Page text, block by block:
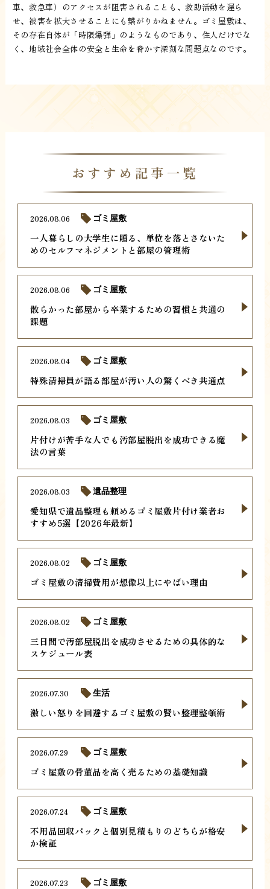
車、救急車）のアクセスが阻害されることも、救助活動を遅ら
せ、被害を拡大させることにも繋がりかねません。ゴミ屋敷は、
その存在自体が「時限爆弾」のようなものであり、住人だけでな
く、地域社会全体の安全と生命を脅かす深刻な問題点なのです。
おすすめ記事一覧
一人暮らしの大学生に贈る、単位を落とさないた
めのセルフマネジメントと部屋の管理術
2026.08.06 ゴミ屋敷
散らかった部屋から卒業するための習慣と共通の
課題
2026.08.06 ゴミ屋敷
特殊清掃員が語る部屋が汚い人の驚くべき共通点
2026.08.04 ゴミ屋敷
片付けが苦手な人でも汚部屋脱出を成功できる魔
法の言葉
2026.08.03 ゴミ屋敷
愛知県で遺品整理も頼めるゴミ屋敷片付け業者お
すすめ5選【2026年最新】
2026.08.03 遺品整理
ゴミ屋敷の清掃費用が想像以上にやばい理由
2026.08.02 ゴミ屋敷
三日間で汚部屋脱出を成功させるための具体的な
スケジュール表
2026.08.02 ゴミ屋敷
激しい怒りを回避するゴミ屋敷の賢い整理整頓術
2026.07.30 生活
ゴミ屋敷の骨董品を高く売るための基礎知識
2026.07.29 ゴミ屋敷
不用品回収パックと個別見積もりのどちらが格安
か検証
2026.07.24 ゴミ屋敷
2026.07.23 ゴミ屋敷